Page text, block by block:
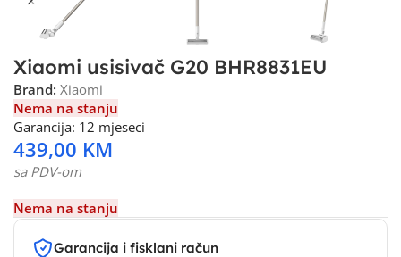
Xiaomi usisivač G20 BHR8831EU
Brand: Xiaomi
Nema na stanju
Garancija: 12 mjeseci
439,00 KM
sa PDV-om
Nema na stanju
Garancija i fisklani račun